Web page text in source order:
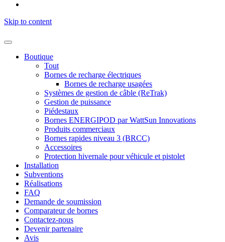
Skip to content
Boutique
Tout
Bornes de recharge électriques
Bornes de recharge usagées
Systèmes de gestion de câble (ReTrak)
Gestion de puissance
Piédestaux
Bornes ENERGIPOD par WattSun Innovations
Produits commerciaux
Bornes rapides niveau 3 (BRCC)
Accessoires
Protection hivernale pour véhicule et pistolet
Installation
Subventions
Réalisations
FAQ
Demande de soumission
Comparateur de bornes
Contactez-nous
Devenir partenaire
Avis